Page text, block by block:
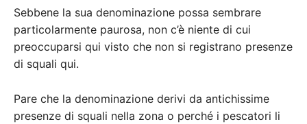
Sebbene la sua denominazione possa sembrare
particolarmente paurosa, non c’è niente di cui
preoccuparsi qui visto che non si registrano presenze
di squali qui.
Pare che la denominazione derivi da antichissime
presenze di squali nella zona o perché i pescatori li